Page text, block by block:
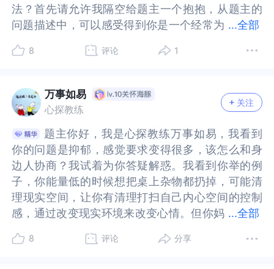
...全部
法？首先请允许我隔空给题主一个抱抱，从题主的
问题描述中，可以感受得到你是一个经常为
有时候会让自己感到委屈，甚至在别人的“坚
心理学里，我们有时会把这种感觉称为自我感丧
失。而这种自我价值感丧失的过程，题主也提到已
经很久时间了，我想之前也许经历过无数个“被拒
绝”、“被否定”的时刻。我想从以下几个方面回应题
主的问题：一、尽管你现在暂时被抑郁情绪所困，
但另一方面我也看到，题主说自己的要求似乎越来
越多，这似乎并不是一件坏事。这证明题主对生
活，对他人是抱有期待和需求的，证明你并没有完
全感觉到绝望，敢于向别人提出要求，是你心里逐
渐积累能量的过程，是你真实自我的展示。要求变
得越来越多，在别人眼里看来，好像一时难以适
法？首先请允许我隔空给题主一个抱抱，从题主的
问题描述中，可以感受得到你是一个经常为他人考
会让自己感到委屈，甚至在别人的“坚决”中，反而
我们有时会把这种感觉称为自我感丧失。而这种自
我价值感丧失的过程，题主也提到已经很久时间
了，我想之前也许经历过无数个“被拒绝”、“被否
定”的时刻。我想从以下几个方面回应题主的问题：
一、尽管你现在暂时被抑郁情绪所困，但另一方面
我也看到，题主说自己的要求似乎越来越多，这似
乎并不是一件坏事。这证明题主对生活，对他人是
抱有期待和需求的，证明你并没有完全感觉到绝
望，敢于向别人提出要求，是你心里逐渐积累能量
的过程，是你真实自我的展示。要求变得越来越
多，在别人眼里看来，好像一时难以适应，但从题
8 评论 1
万事如易
心探教练
关注
...全部
题主你好，我是心探教练万事如易，我看到
你的问题是抑郁，感觉要求变得很多，该怎么和身
边人协商？我试着为你答疑解惑。我看到你举的例
子，你能量低的时候想把桌上杂物都扔掉，可能清
理现实空间，让你有清理打扫自己内心空间的控制
感，通过改变现实环境来改变心情。但你妈
允许你把桌上杂物扔掉的行为，她希望保持现状。
你的问题是抑郁，感觉要求变得很多，该怎么和身
边人协商？我试着为你答疑解惑。我看到你举的例
子，你能量低的时候想把桌上杂物都扔掉，可能清
理现实空间，让你有清理打扫自己内心空间的控制
感，通过改变现实环境来改变心情。但你妈妈跟你
把桌上杂物扔掉的行为，她希望保持现状。你感觉
8 评论 分享